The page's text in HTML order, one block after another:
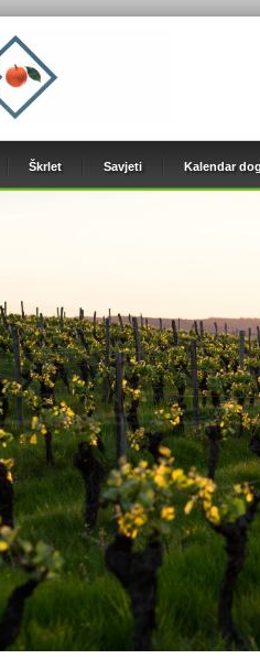
Škrlet Savjeti Kalendar